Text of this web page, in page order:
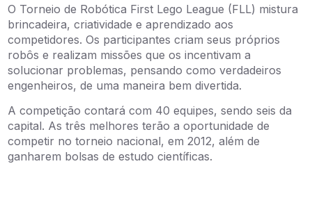
O Torneio de Robótica First Lego League (FLL) mistura
brincadeira, criatividade e aprendizado aos
competidores. Os participantes criam seus próprios
robôs e realizam missões que os incentivam a
solucionar problemas, pensando como verdadeiros
engenheiros, de uma maneira bem divertida.
A competição contará com 40 equipes, sendo seis da
capital. As três melhores terão a oportunidade de
competir no torneio nacional, em 2012, além de
ganharem bolsas de estudo científicas.